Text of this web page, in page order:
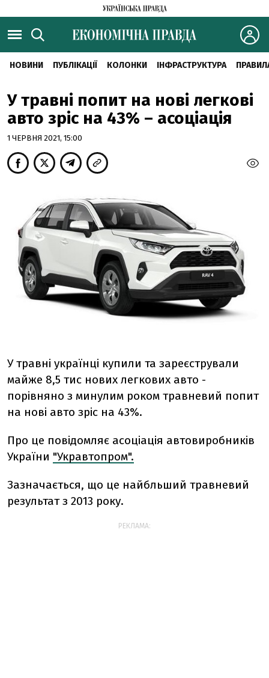
НОВИНИ ПУБЛІКАЦІЇ КОЛОНКИ ІНФРАСТРУКТУРА
У травні попит на нові легкові
авто зріс на 43% – асоціація
1 ЧЕРВНЯ 2021, 15:00
У травні українці купили та зареєстрували
майже 8,5 тис нових легкових авто -
порівняно з минулим роком травневий попит
на нові авто зріс на 43%.
Про це повідомляє асоціація автовиробників
України "Укравтопром".
Зазначається, що це найбльший травневий
результат з 2013 року.
РЕКЛАМА: